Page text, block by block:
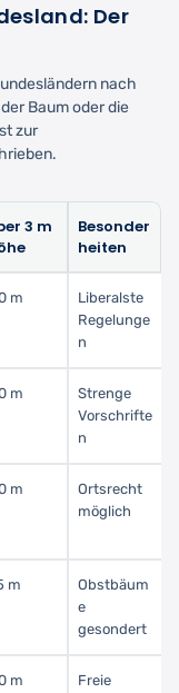
Der
nach
Baum oder die
zur
3 m
Besonder
heiten
m
Liberalste
Regelunge
n
m
Strenge
Vorschrifte
n
m
Ortsrecht
möglich
m
Obstbäum
e
gesondert
m Freie